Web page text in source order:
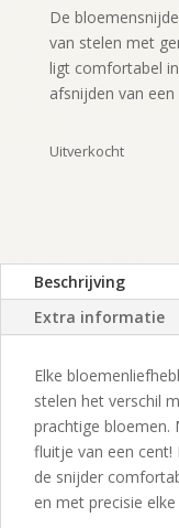
De
van stelen met
ligt comfortabel
afsnijden van
Uitverkocht
Beschrijving
Extra informatie
Elke
stelen het verschil
prachtige bloemen.
fluitje van een
de snijder
en met precisie